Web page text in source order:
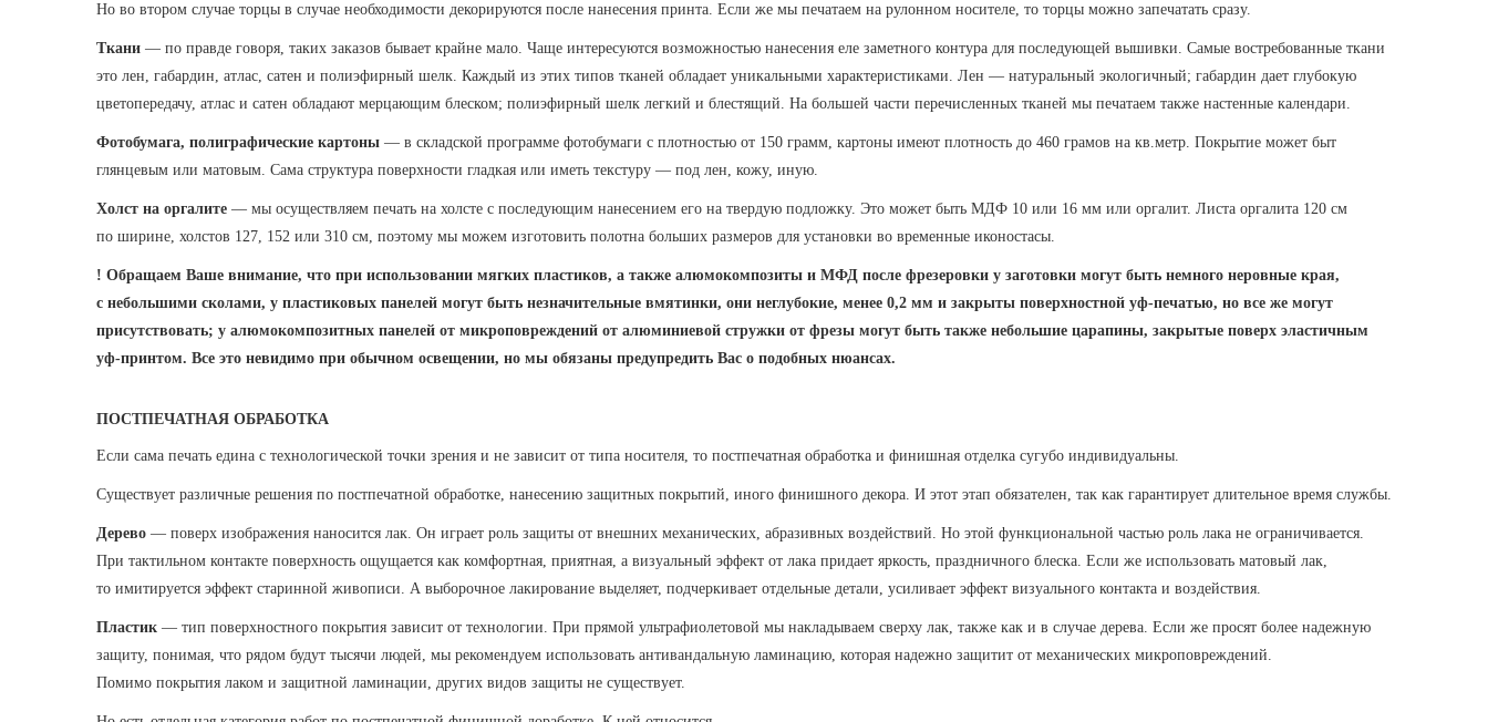
Но во втором случае торцы в случае необходимости декорируются после нанесения принта. Если же мы печатаем на рулонном носителе, то торцы можно запечатать сразу.
Ткани — по правде говоря, таких заказов бывает крайне мало. Чаще интересуются возможностью нанесения еле заметного контура для последующей вышивки. Самые востребованные ткани
это лен, габардин, атлас, сатен и полиэфирный шелк. Каждый из этих типов тканей обладает уникальными характеристиками. Лен — натуральный экологичный; габардин дает глубокую
цветопередачу, атлас и сатен обладают мерцающим блеском; полиэфирный шелк легкий и блестящий. На большей части перечисленных тканей мы печатаем также настенные календари.
Фотобумага, полиграфические картоны — в складской программе фотобумаги с плотностью от 150 грамм, картоны имеют плотность до 460 грамов на кв.метр. Покрытие может быт
глянцевым или матовым. Сама структура поверхности гладкая или иметь текстуру — под лен, кожу, иную.
Холст на оргалите — мы осуществляем печать на холсте с последующим нанесением его на твердую подложку. Это может быть МДФ 10 или 16 мм или оргалит. Листа оргалита 120 см
по ширине, холстов 127, 152 или 310 см, поэтому мы можем изготовить полотна больших размеров для установки во временные иконостасы.
! Обращаем Ваше внимание, что при использовании мягких пластиков, а также алюмокомпозиты и МФД после фрезеровки у заготовки могут быть немного неровные края,
с небольшими сколами, у пластиковых панелей могут быть незначительные вмятинки, они неглубокие, менее 0,2 мм и закрыты поверхностной уф-печатью, но все же могут
присутствовать; у алюмокомпозитных панелей от микроповреждений от алюминиевой стружки от фрезы могут быть также небольшие царапины, закрытые поверх эластичным
уф-принтом. Все это невидимо при обычном освещении, но мы обязаны предупредить Вас о подобных нюансах.
ПОСТПЕЧАТНАЯ ОБРАБОТКА
Если сама печать едина с технологической точки зрения и не зависит от типа носителя, то постпечатная обработка и финишная отделка сугубо индивидуальны.
Существует различные решения по постпечатной обработке, нанесению защитных покрытий, иного финишного декора. И этот этап обязателен, так как гарантирует длительное время службы.
Дерево — поверх изображения наносится лак. Он играет роль защиты от внешних механических, абразивных воздействий. Но этой функциональной частью роль лака не ограничивается.
При тактильном контакте поверхность ощущается как комфортная, приятная, а визуальный эффект от лака придает яркость, праздничного блеска. Если же использовать матовый лак,
то имитируется эффект старинной живописи. А выборочное лакирование выделяет, подчеркивает отдельные детали, усиливает эффект визуального контакта и воздействия.
Пластик — тип поверхностного покрытия зависит от технологии. При прямой ультрафиолетовой мы накладываем сверху лак, также как и в случае дерева. Если же просят более надежную
защиту, понимая, что рядом будут тысячи людей, мы рекомендуем использовать антивандальную ламинацию, которая надежно защитит от механических микроповреждений.
Помимо покрытия лаком и защитной ламинации, других видов защиты не существует.